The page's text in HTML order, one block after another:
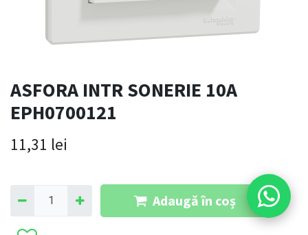
ASFORA INTR SONERIE 10A
EPH0700121
11,31 lei
Adaugă în coș